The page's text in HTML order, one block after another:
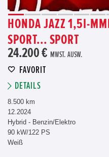
HONDA JAZZ 1,5I-
SPORT... SPORT
24.200 € MWST. AUSW.
FAVORIT
DETAILS
8.500 km
12.2024
Hybrid - Benzin/Elektro
90 kW/122 PS
Weiß